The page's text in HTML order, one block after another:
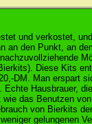
und verkostet,
an den Punkt, an
Diese Kits
DM. Man erspart
Hausbrauer,
das Benutzen
von Bierkits
gelungenen